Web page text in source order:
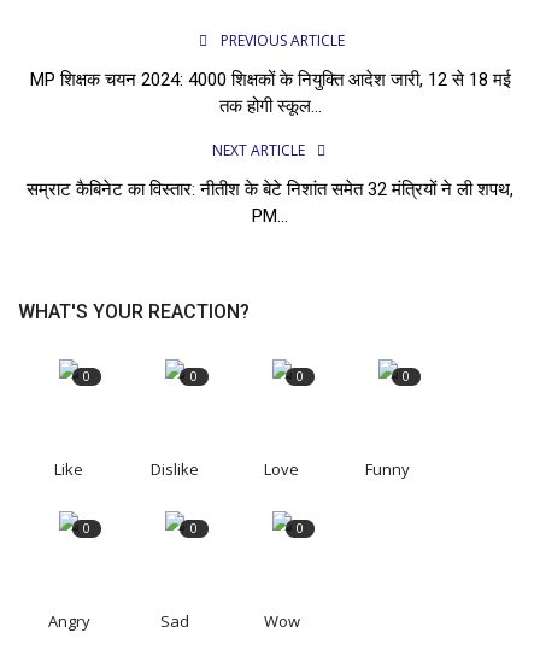
PREVIOUS ARTICLE
MP शिक्षक चयन 2024: 4000 शिक्षकों के नियुक्ति आदेश जारी, 12 से 18 मई
तक होगी स्कूल...
NEXT ARTICLE
सम्राट कैबिनेट का विस्तार: नीतीश के बेटे निशांत समेत 32 मंत्रियों ने ली शपथ,
PM...
WHAT'S YOUR REACTION?
0
Like
0
Dislike
0
Love
0
Funny
0
Angry
0
Sad
0
Wow